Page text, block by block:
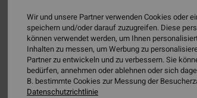
Wir und unsere Partner verwenden Cookies oder
speichern und/oder darauf zuzugreifen. Diese
können verwendet werden, um Ihnen
Inhalten zu messen, um Werbung zu
Partner zu entwickeln und zu verbessern. Sie
bedürfen, annehmen oder ablehnen oder sich
B. bestimmte Cookies zur Messung der
Datenschutzrichtlinie